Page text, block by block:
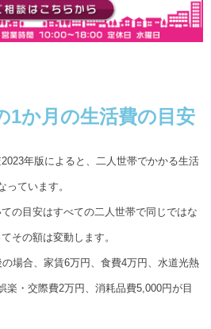
1か月の生活費の目安
年版によると、二人世帯でかかる生活
っています。
の目安はすべての二人世帯で同じではな
その額は変動します。
場合、家賃6万円、食費4万円、水道光熱
楽・交際費2万円、消耗品費5,000円が目